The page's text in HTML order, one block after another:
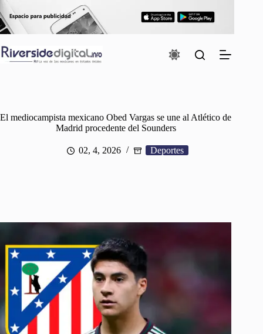
al
contenido
El mediocampista mexicano Obed Vargas se une al Atlético de
Madrid procedente del Sounders
02, 4, 2026 Deportes